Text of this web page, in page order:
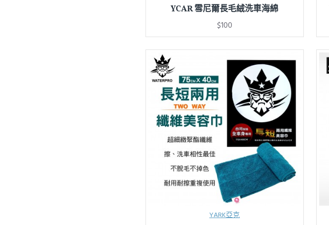
YCAR 雪尼爾長毛絨洗車海綿
$100
YARK亞克